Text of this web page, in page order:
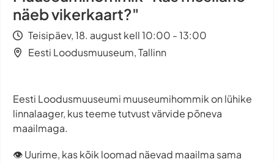
näeb vikerkaart?"
Teisipäev, 18. august kell 10:00 - 13:00
Eesti Loodusmuuseum, Tallinn
Eesti Loodusmuuseumi muuseumihommik on lühike
linnalaager, kus teeme tutvust värvide põneva
maailmaga.
👁️ Uurime, kas kõik loomad näevad maailma sama